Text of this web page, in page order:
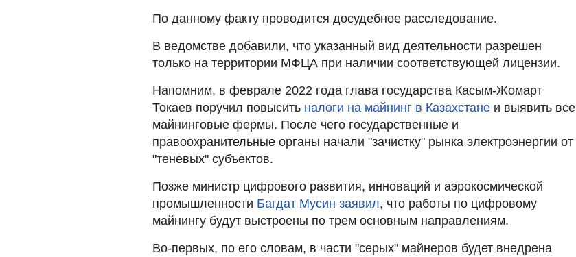
По данному факту проводится досудебное расследование.
В ведомстве добавили, что указанный вид деятельности разрешен
только на территории МФЦА при наличии соответствующей лицензии.
Напомним, в феврале 2022 года глава государства Касым-Жомарт
Токаев поручил повысить налоги на майнинг в Казахстане и выявить все
майнинговые фермы. После чего государственные и
правоохранительные органы начали "зачистку" рынка электроэнергии от
"теневых" субъектов.
Позже министр цифрового развития, инноваций и аэрокосмической
промышленности Багдат Мусин заявил, что работы по цифровому
майнингу будут выстроены по трем основным направлениям.
Во-первых, по его словам, в части "серых" майнеров будет внедрена